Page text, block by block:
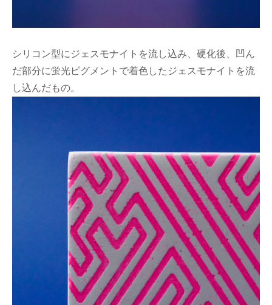
シリコン型にジェスモナイトを流し込み、硬化後、凹ん
だ部分に蛍光ピグメントで着色したジェスモナイトを流
し込んだもの。